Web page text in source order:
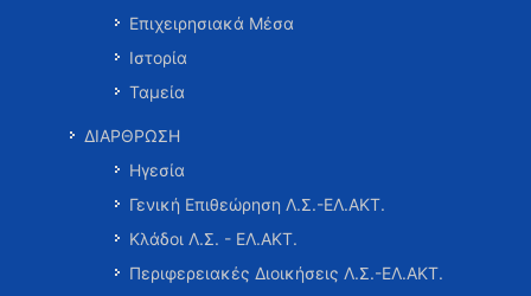
Επιχειρησιακά Μέσα
Ιστορία
Ταμεία
ΔΙΑΡΘΡΩΣΗ
Ηγεσία
Γενική Επιθεώρηση Λ.Σ.-ΕΛ.ΑΚΤ.
Κλάδοι Λ.Σ. - ΕΛ.ΑΚΤ.
Περιφερειακές Διοικήσεις Λ.Σ.-ΕΛ.ΑΚΤ.